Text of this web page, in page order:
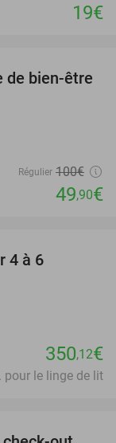
19€
50%
de bien-être
Régulier 100€
49,90€
4 à 6
350,12€
pour le linge de lit